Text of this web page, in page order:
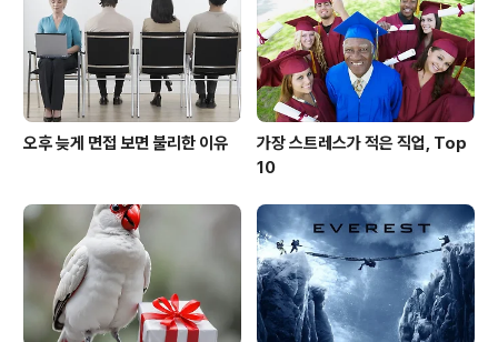
오후 늦게 면접 보면 불리한 이유
가장 스트레스가 적은 직업, Top
10